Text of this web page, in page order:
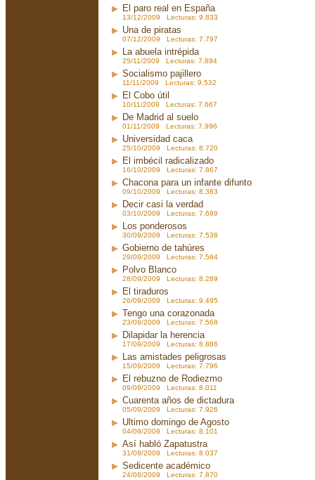
El paro real en España
13/12/2009 Lecturas: 9.833
Una de piratas
07/12/2009 Lecturas: 7.797
La abuela intrépida
25/11/2009 Lecturas: 7.894
Socialismo pajillero
11/11/2009 Lecturas: 9.532
El Cobo útil
10/11/2009 Lecturas: 7.667
De Madrid al suelo
01/11/2009 Lecturas: 7.996
Universidad caca
25/10/2009 Lecturas: 8.720
El imbécil radicalizado
16/10/2009 Lecturas: 7.867
Chacona para un infante difunto
09/10/2009 Lecturas: 8.383
Decir casi la verdad
03/10/2009 Lecturas: 7.699
Los ponderosos
30/09/2009 Lecturas: 7.538
Gobierno de tahúres
29/09/2009 Lecturas: 7.584
Polvo Blanco
28/09/2009 Lecturas: 8.289
El tiraduros
26/09/2009 Lecturas: 9.495
Tengo una corazonada
23/09/2009 Lecturas: 7.568
Dilapidar la herencia
17/09/2009 Lecturas: 8.886
Las amistades peligrosas
15/09/2009 Lecturas: 7.796
El rebuzno de Rodiezmo
09/09/2009 Lecturas: 8.011
Cuarenta años de dictadura
05/09/2009 Lecturas: 7.926
Ultimo domingo de Agosto
04/09/2009 Lecturas: 8.101
Así habló Zapatustra
31/08/2009 Lecturas: 8.037
Sedicente académico
24/08/2009 Lecturas: 7.870